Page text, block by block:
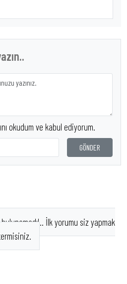
okudum ve kabul ediyorum.
GÖNDER
İlk yorumu siz yapmak